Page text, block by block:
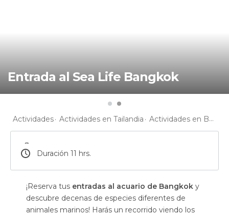
Entrada al Sea Life Bangkok
Actividades Actividades en Tailandia Actividades en Bangkok
Duración 11 hrs.
¡Reserva tus entradas al acuario de Bangkok y
descubre decenas de especies diferentes de
animales marinos! Harás un recorrido viendo los